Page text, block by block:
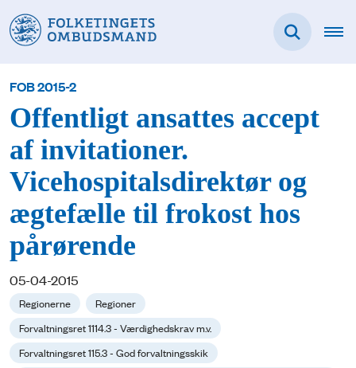
FOB 2015-2
Offentligt ansattes accept
af invitationer.
Vicehospitalsdirektør og
ægtefælle til frokost hos
pårørende
05-04-2015
Regionerne
Regioner
Forvaltningsret 1114.3 - Værdighedskrav m.v.
Forvaltningsret 115.3 - God forvaltningsskik